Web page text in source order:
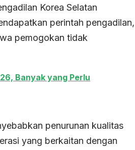
Korea Selatan
perintah pengadilan,
pemogokan tidak
Banyak yang Perlu
penurunan kualitas
yang berkaitan dengan